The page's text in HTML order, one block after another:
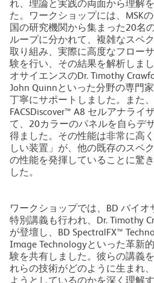
れ、理論と実践の両面から理解
た。ワークショップには、MSK
国の研究機関から集まった20名
ループに分かれて、複雑なスペ
取り組み、実際に高度なフロー
験を行い、その結果を解析しま
オサイエンスのDr. Timothy
John Quinnといった分野の専門
丁寧にサポートしました。また
FACSDiscover™ A8 セルアナライ
て、20カラーのパネルを自らデ
得ました。その性能は非常に高
しい装置」が、他の既存のスペ
の性能を発揮していることに驚
した。
ワークショップでは、BD バイ
特別講義も行われ、Dr. Timothy
が登壇し、BD SpectralFX™
Image Technologyといった革新
験を共有しました。彼らの講義
れらの技術がどのように生まれ
ようとしているのかを深く理解